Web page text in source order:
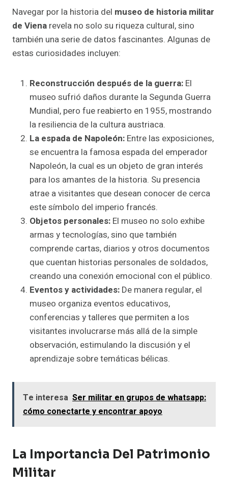
Navegar por la historia del museo de historia militar
de Viena revela no solo su riqueza cultural, sino
también una serie de datos fascinantes. Algunas de
estas curiosidades incluyen:
Reconstrucción después de la guerra: El
museo sufrió daños durante la Segunda Guerra
Mundial, pero fue reabierto en 1955, mostrando
la resiliencia de la cultura austriaca.
La espada de Napoleón: Entre las exposiciones,
se encuentra la famosa espada del emperador
Napoleón, la cual es un objeto de gran interés
para los amantes de la historia. Su presencia
atrae a visitantes que desean conocer de cerca
este símbolo del imperio francés.
Objetos personales: El museo no solo exhibe
armas y tecnologías, sino que también
comprende cartas, diarios y otros documentos
que cuentan historias personales de soldados,
creando una conexión emocional con el público.
Eventos y actividades: De manera regular, el
museo organiza eventos educativos,
conferencias y talleres que permiten a los
visitantes involucrarse más allá de la simple
observación, estimulando la discusión y el
aprendizaje sobre temáticas bélicas.
Te interesa Ser militar en grupos de whatsapp:
cómo conectarte y encontrar apoyo
La Importancia Del Patrimonio
Militar